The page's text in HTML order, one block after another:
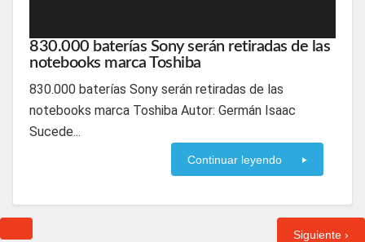
830.000 baterías Sony serán retiradas de las
notebooks marca Toshiba
830.000 baterías Sony serán retiradas de las
notebooks marca Toshiba Autor: Germán Isaac
Sucede...
Continuar leyendo
Siguiente ›